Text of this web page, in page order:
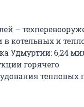
–
в котельных и
Удмуртии: 6,24
горячего
тепловых